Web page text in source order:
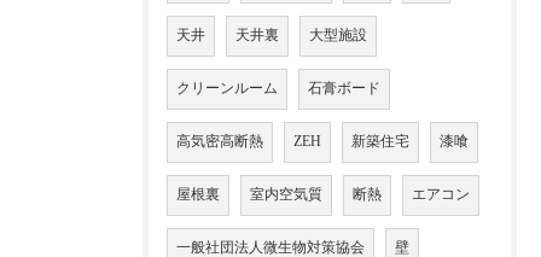
天井 天井裏 大型施設
クリーンルーム 石膏ボード
高気密高断熱 ZEH 新築住宅 漆喰
屋根裏 室内空気質 断熱 エアコン
一般社団法人微生物対策協会 壁